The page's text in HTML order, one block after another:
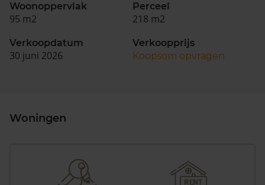
Woonoppervlak
95 m2
Perceel
218 m2
Verkoopdatum
30 juni 2026
Verkoopprijs
Koopsom opvragen
Woningen